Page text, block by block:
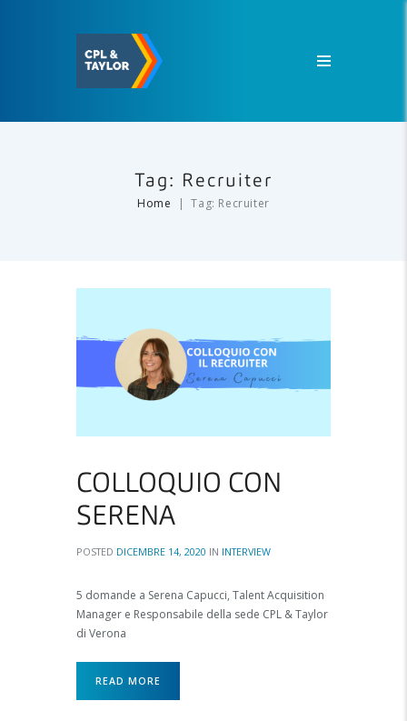
Tag: Recruiter
Home Tag: Recruiter
COLLOQUIO CON
SERENA
POSTED DICEMBRE 14, 2020 IN INTERVIEW
5 domande a Serena Capucci, Talent Acquisition
Manager e Responsabile della sede CPL & Taylor
di Verona
READ MORE